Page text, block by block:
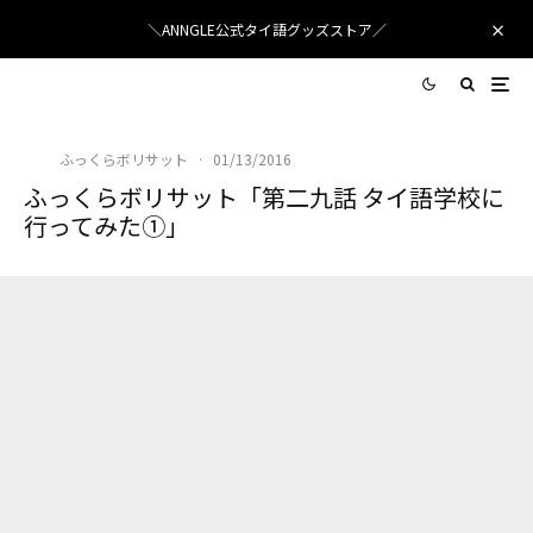
＼ANNGLE公式タイ語グッズストア／
ふっくらボリサット · 01/13/2016
ふっくらボリサット「第二九話 タイ語学校に
行ってみた①」